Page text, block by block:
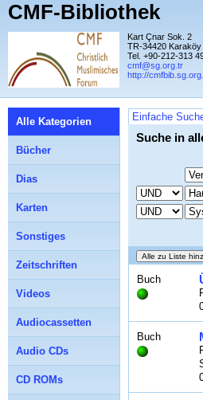
CMF-Bibliothek
Kart Çnar Sok. 2
TR-34420 Karaköy
Tel. +90-212-313
cmf@sg.org.tr
http://
Einfache
Suche in
Buch
Buch
Alle Kategorien
Bücher
Dias
Karten
Sonstiges
Zeitschriften
Videos
Audiocassetten
Audio CDs
CD ROMs